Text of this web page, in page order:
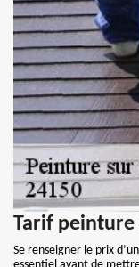
Tarif
Se renseigner le prix